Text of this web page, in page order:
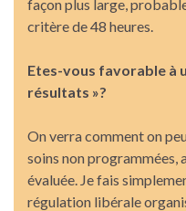
façon plus large,
critère de 48 heures.
Etes-vous favorable à
résultats »?
On verra comment on
soins non programmées,
évaluée. Je fais
régulation libérale